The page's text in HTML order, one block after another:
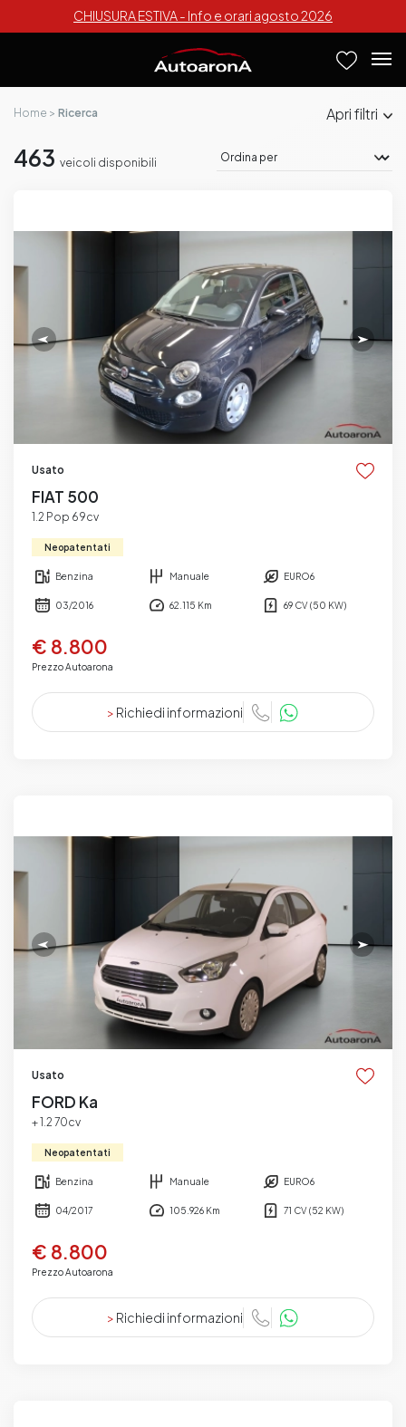
CHIUSURA ESTIVA - Info e orari agosto 2026
Home Ricerca filtri
463 veicoli disponibili
Usato
FIAT 500
1.2 Pop 69cv
Neopatentati
Benzina Manuale EURO6
03/2016 62.115 Km 69 CV (50 KW)
€ 8.800
Prezzo Autoarona
> Richiedi informazioni
Usato
FORD Ka
+ 1.2 70cv
Neopatentati
Benzina Manuale EURO6
04/2017 105.926 Km 71 CV (52 KW)
€ 8.800
Prezzo Autoarona
> Richiedi informazioni